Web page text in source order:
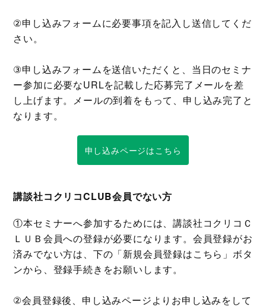
②申し込みフォームに必要事項を記入し送信してくだ
さい。
③申し込みフォームを送信いただくと、当日のセミナ
ー参加に必要なURLを記載した応募完了メールを差
し上げます。メールの到着をもって、申し込み完了と
なります。
申し込みページはこちら
講談社コクリコCLUB会員でない方
①本セミナーへ参加するためには、講談社コクリコＣ
ＬＵＢ会員への登録が必要になります。会員登録がお
済みでない方は、下の「新規会員登録はこちら」ボタ
ンから、登録手続きをお願いします。
②会員登録後、申し込みページよりお申し込みをして